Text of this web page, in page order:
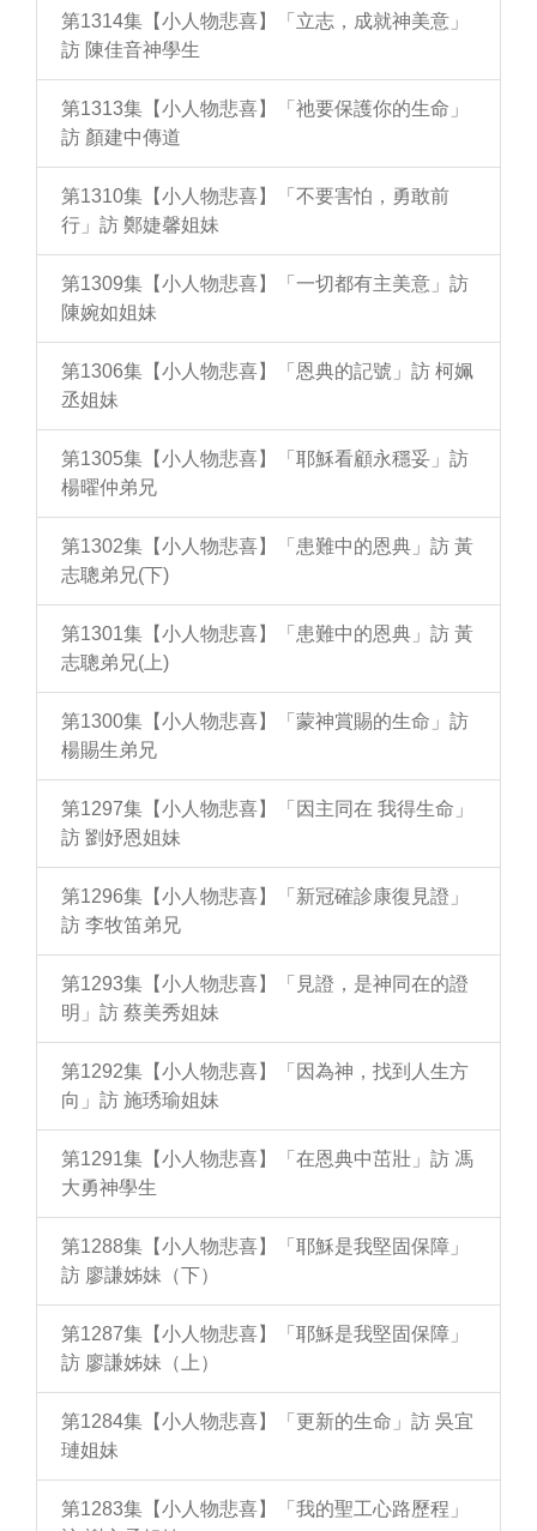
第1314集【小人物悲喜】「立志，成就神美意」
訪 陳佳音神學生
第1313集【小人物悲喜】「祂要保護你的生命」
訪 顏建中傳道
第1310集【小人物悲喜】「不要害怕，勇敢前
行」訪 鄭婕馨姐妹
第1309集【小人物悲喜】「一切都有主美意」訪
陳婉如姐妹
第1306集【小人物悲喜】「恩典的記號」訪 柯姵
丞姐妹
第1305集【小人物悲喜】「耶穌看顧永穩妥」訪
楊曜仲弟兄
第1302集【小人物悲喜】「患難中的恩典」訪 黃
志聰弟兄(下)
第1301集【小人物悲喜】「患難中的恩典」訪 黃
志聰弟兄(上)
第1300集【小人物悲喜】「蒙神賞賜的生命」訪
楊賜生弟兄
第1297集【小人物悲喜】「因主同在 我得生命」
訪 劉妤恩姐妹
第1296集【小人物悲喜】「新冠確診康復見證」
訪 李牧笛弟兄
第1293集【小人物悲喜】「見證，是神同在的證
明」訪 蔡美秀姐妹
第1292集【小人物悲喜】「因為神，找到人生方
向」訪 施琇瑜姐妹
第1291集【小人物悲喜】「在恩典中茁壯」訪 馮
大勇神學生
第1288集【小人物悲喜】「耶穌是我堅固保障」
訪 廖謙姊妹（下）
第1287集【小人物悲喜】「耶穌是我堅固保障」
訪 廖謙姊妹（上）
第1284集【小人物悲喜】「更新的生命」訪 吳宜
璉姐妹
第1283集【小人物悲喜】「我的聖工心路歷程」